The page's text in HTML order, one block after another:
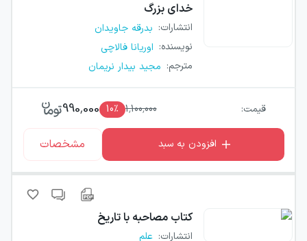
خدای بزرگ
انتشارات: بدرقه جاویدان
نویسنده: اوریانا فالاچی
مترجم: مجید بیدار نریمان
قیمت: 1,100,000
10٪ 990,000
افزودن به سبد مشخصات
کتاب مصاحبه با تاریخ
انتشارات: علم